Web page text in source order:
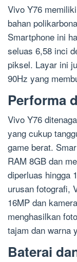
Vivo Y76
bahan
Smartphone ini
seluas 6,58 inci
piksel. Layar ini
90Hz yang
Performa
Vivo Y76
yang cukup
game berat.
RAM 8GB dan
diperluas hingga
urusan fotografi,
16MP dan
menghasilkan
tajam dan warna
Baterai